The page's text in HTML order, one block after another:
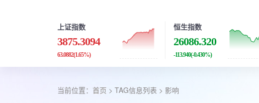
上证指数
3875.3094
63.0882(1.65%)
恒生指数
26086.320
-113.940(-0.430%)
当前位置： 首页 > TAG信息列表 > 影响